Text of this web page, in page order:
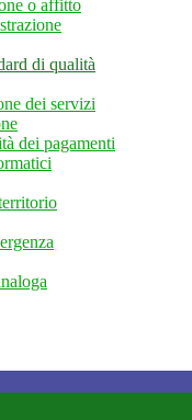
o affitto
di qualità
dei servizi
dei pagamenti